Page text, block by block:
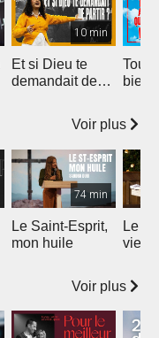
10 min
Et si Dieu te
demandait de
Tout
bien
Voir plus
74 min
Le Saint-Esprit,
mon huile
Le
vie
Voir plus